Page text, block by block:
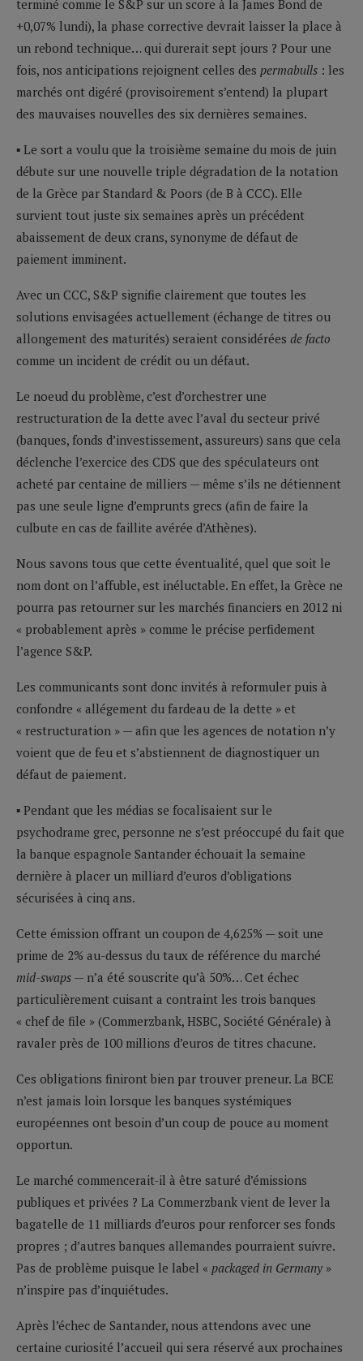
terminé comme le S&P sur un score à la James Bond de
+0,07% lundi), la phase corrective devrait laisser la place à
un rebond technique… qui durerait sept jours ? Pour une
fois, nos anticipations rejoignent celles des permabulls : les
marchés ont digéré (provisoirement s’entend) la plupart
des mauvaises nouvelles des six dernières semaines.
▪ Le sort a voulu que la troisième semaine du mois de juin
débute sur une nouvelle triple dégradation de la notation
de la Grèce par Standard & Poors (de B à CCC). Elle
survient tout juste six semaines après un précédent
abaissement de deux crans, synonyme de défaut de
paiement imminent.
Avec un CCC, S&P signifie clairement que toutes les
solutions envisagées actuellement (échange de titres ou
allongement des maturités) seraient considérées de facto
comme un incident de crédit ou un défaut.
Le noeud du problème, c’est d’orchestrer une
restructuration de la dette avec l’aval du secteur privé
(banques, fonds d’investissement, assureurs) sans que cela
déclenche l’exercice des CDS que des spéculateurs ont
acheté par centaine de milliers — même s’ils ne détiennent
pas une seule ligne d’emprunts grecs (afin de faire la
culbute en cas de faillite avérée d’Athènes).
Nous savons tous que cette éventualité, quel que soit le
nom dont on l’affuble, est inéluctable. En effet, la Grèce ne
pourra pas retourner sur les marchés financiers en 2012 ni
« probablement après » comme le précise perfidement
l’agence S&P.
Les communicants sont donc invités à reformuler puis à
confondre « allégement du fardeau de la dette » et
« restructuration » — afin que les agences de notation n’y
voient que de feu et s’abstiennent de diagnostiquer un
défaut de paiement.
▪ Pendant que les médias se focalisaient sur le
psychodrame grec, personne ne s’est préoccupé du fait que
la banque espagnole Santander échouait la semaine
dernière à placer un milliard d’euros d’obligations
sécurisées à cinq ans.
Cette émission offrant un coupon de 4,625% — soit une
prime de 2% au-dessus du taux de référence du marché
mid-swaps — n’a été souscrite qu’à 50%… Cet échec
particulièrement cuisant a contraint les trois banques
« chef de file » (Commerzbank, HSBC, Société Générale) à
ravaler près de 100 millions d’euros de titres chacune.
Ces obligations finiront bien par trouver preneur. La BCE
n’est jamais loin lorsque les banques systémiques
européennes ont besoin d’un coup de pouce au moment
opportun.
Le marché commencerait-il à être saturé d’émissions
publiques et privées ? La Commerzbank vient de lever la
bagatelle de 11 milliards d’euros pour renforcer ses fonds
propres ; d’autres banques allemandes pourraient suivre.
Pas de problème puisque le label « packaged in Germany »
n’inspire pas d’inquiétudes.
Après l’échec de Santander, nous attendons avec une
certaine curiosité l’accueil qui sera réservé aux prochaines